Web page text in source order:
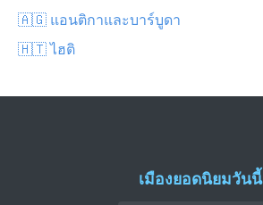
🇦🇬 แอนติกาและบาร์บูดา
🇭🇹 ไฮติ
เมืองยอดนิยมวันนี้